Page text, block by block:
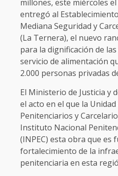
millones, este miércoles
entregó al
Mediana Seguridad y
(La Ternera), el nuevo
para la dignificación de
servicio de alimentación
2.000 personas privadas
El Ministerio de Justicia y
el acto en el que la Unidad
Penitenciarios y
Instituto Nacional
(INPEC) esta obra que es
fortalecimiento de la
penitenciaria en esta